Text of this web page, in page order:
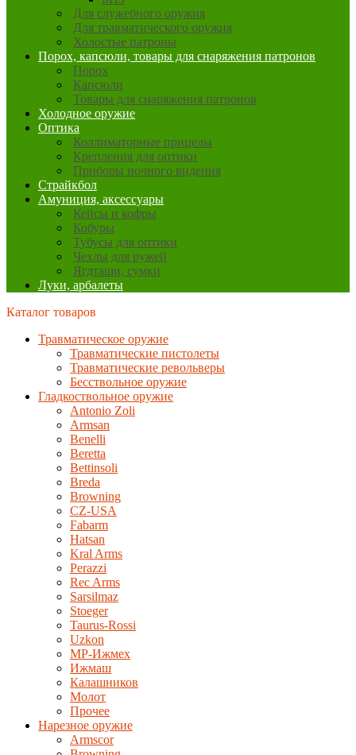
Для служебного оружия
Для травматического оружия
Холостые патроны
Порох, капсюли, товары для снаряжения патронов
Порох
Капсюли
Товары для снаряжения патронов
Холодное оружие
Оптика
Коллиматорные прицелы
Крепления для оптики
Приборы ночного видения
Страйкбол
Амуниция, аксессуары
Кейсы и кофры
Кобуры
Тубусы для оптики
Чехлы для ружей
Ягдташи, сумки
Луки, арбалеты
Каталог товаров
Травматическое оружие
Травматические пистолеты
Травматические револьверы
Бесствольное оружие
Гладкоствольное оружие
Antonio Zoli
Armsan
Benelli
Beretta
Bettinsoli
Breda
Browning
CZ-USA
Fabarm
Hatsan
Kral Arms
Perazzi
Rec Arms
Sarsilmaz
Stoeger
Taurus-Rossi
Uzkon
MP-Ижмех
Ижмаш
Калашников
Молот
Прочее
Нарезное оружие
Armscor